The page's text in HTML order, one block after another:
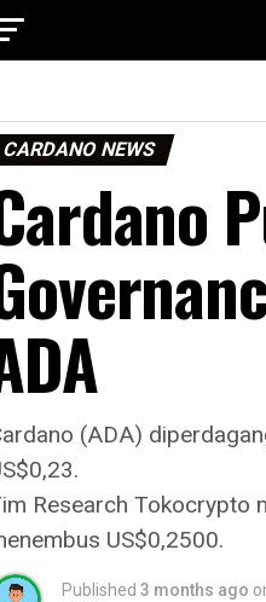
CARDANO NEWS
(ADA)
Research Tokocrypto
US$0,2500.
Published 3 months ago